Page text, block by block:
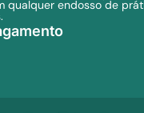
qualquer endosso de